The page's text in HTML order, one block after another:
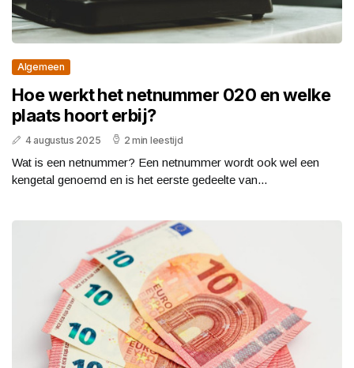
Algemeen
Hoe werkt het netnummer 020 en welke
plaats hoort erbij?
4 augustus 2025 2 min leestijd
Wat is een netnummer? Een netnummer wordt ook wel een
kengetal genoemd en is het eerste gedeelte van...